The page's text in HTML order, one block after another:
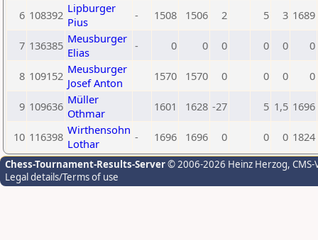
6 108392 Lipburger
Pius
- 1508 1506 2 5 3 1689
7 136385 Meusburger
Elias
- 0 0 0 0 0 0
8 109152 Meusburger
Josef Anton
1570 1570 0 0 0 0
9 109636 Müller
Othmar
1601 1628 -27 5 1,5 1696
10 116398 Wirthensohn
Lothar
- 1696 1696 0 0 0 1824
Chess-Tournament-Results-Server© 2006-2026 Heinz Herzog,
Legal details/Terms of use